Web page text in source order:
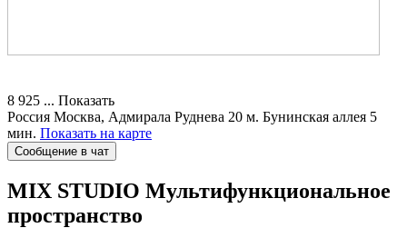
8 925 ... Показать
Россия Москва, Адмирала Руднева 20 м. Бунинская аллея 5
мин. Показать на карте
Сообщение в чат
MIX STUDIO Мультифункциональное
пространство